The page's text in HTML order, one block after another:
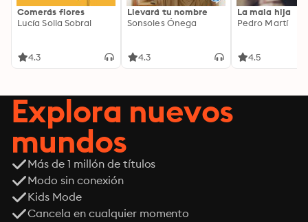
Comerás flores
Lucía Solla Sobral
4.3
Llevará tu nombre
Sonsoles Ónega
4.3
La mala hija
Pedro Martí
4.5
Explora nuevos
mundos
Más de 1 millón de títulos
Modo sin conexión
Kids Mode
Cancela en cualquier momento